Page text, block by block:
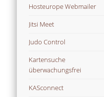
Hosteurope Webmailer
Jitsi Meet
Judo Control
Kartensuche
überwachungsfrei
KASconnect